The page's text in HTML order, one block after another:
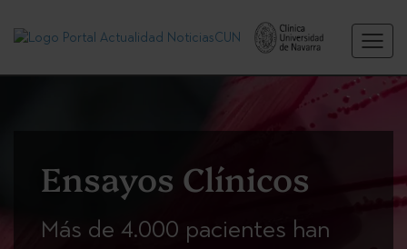
Ensayos Clínicos
Más de 4.000 pacientes han